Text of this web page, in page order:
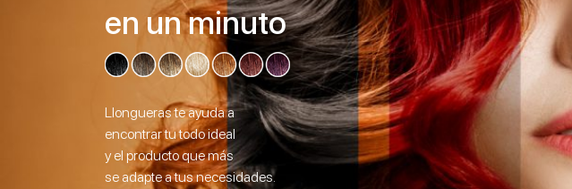
en un minuto
Llongueras te ayuda a
encontrar tu todo ideal
y el producto que más
se adapte a tus necesidades.